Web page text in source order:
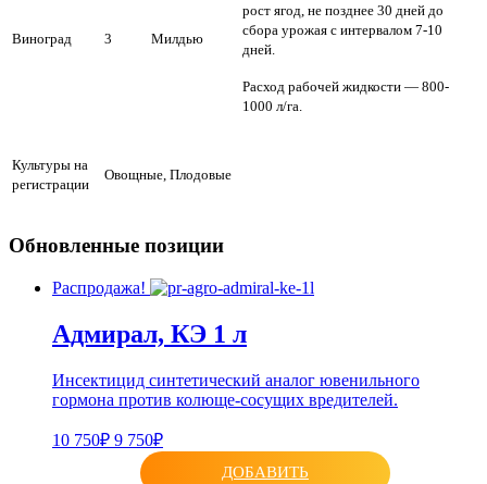
Виноград 3 Милдью
рост ягод, не позднее 30 дней до
сбора урожая с интервалом 7-10
дней.
Расход рабочей жидкости — 800-
1000 л/га.
Культуры на
регистрации
Овощные, Плодовые
Обновленные позиции
Распродажа!
Адмирал, КЭ 1 л
Инсектицид синтетический аналог ювенильного
гормона против колюще-сосущих вредителей.
10 750₽ 9 750₽
ДОБАВИТЬ